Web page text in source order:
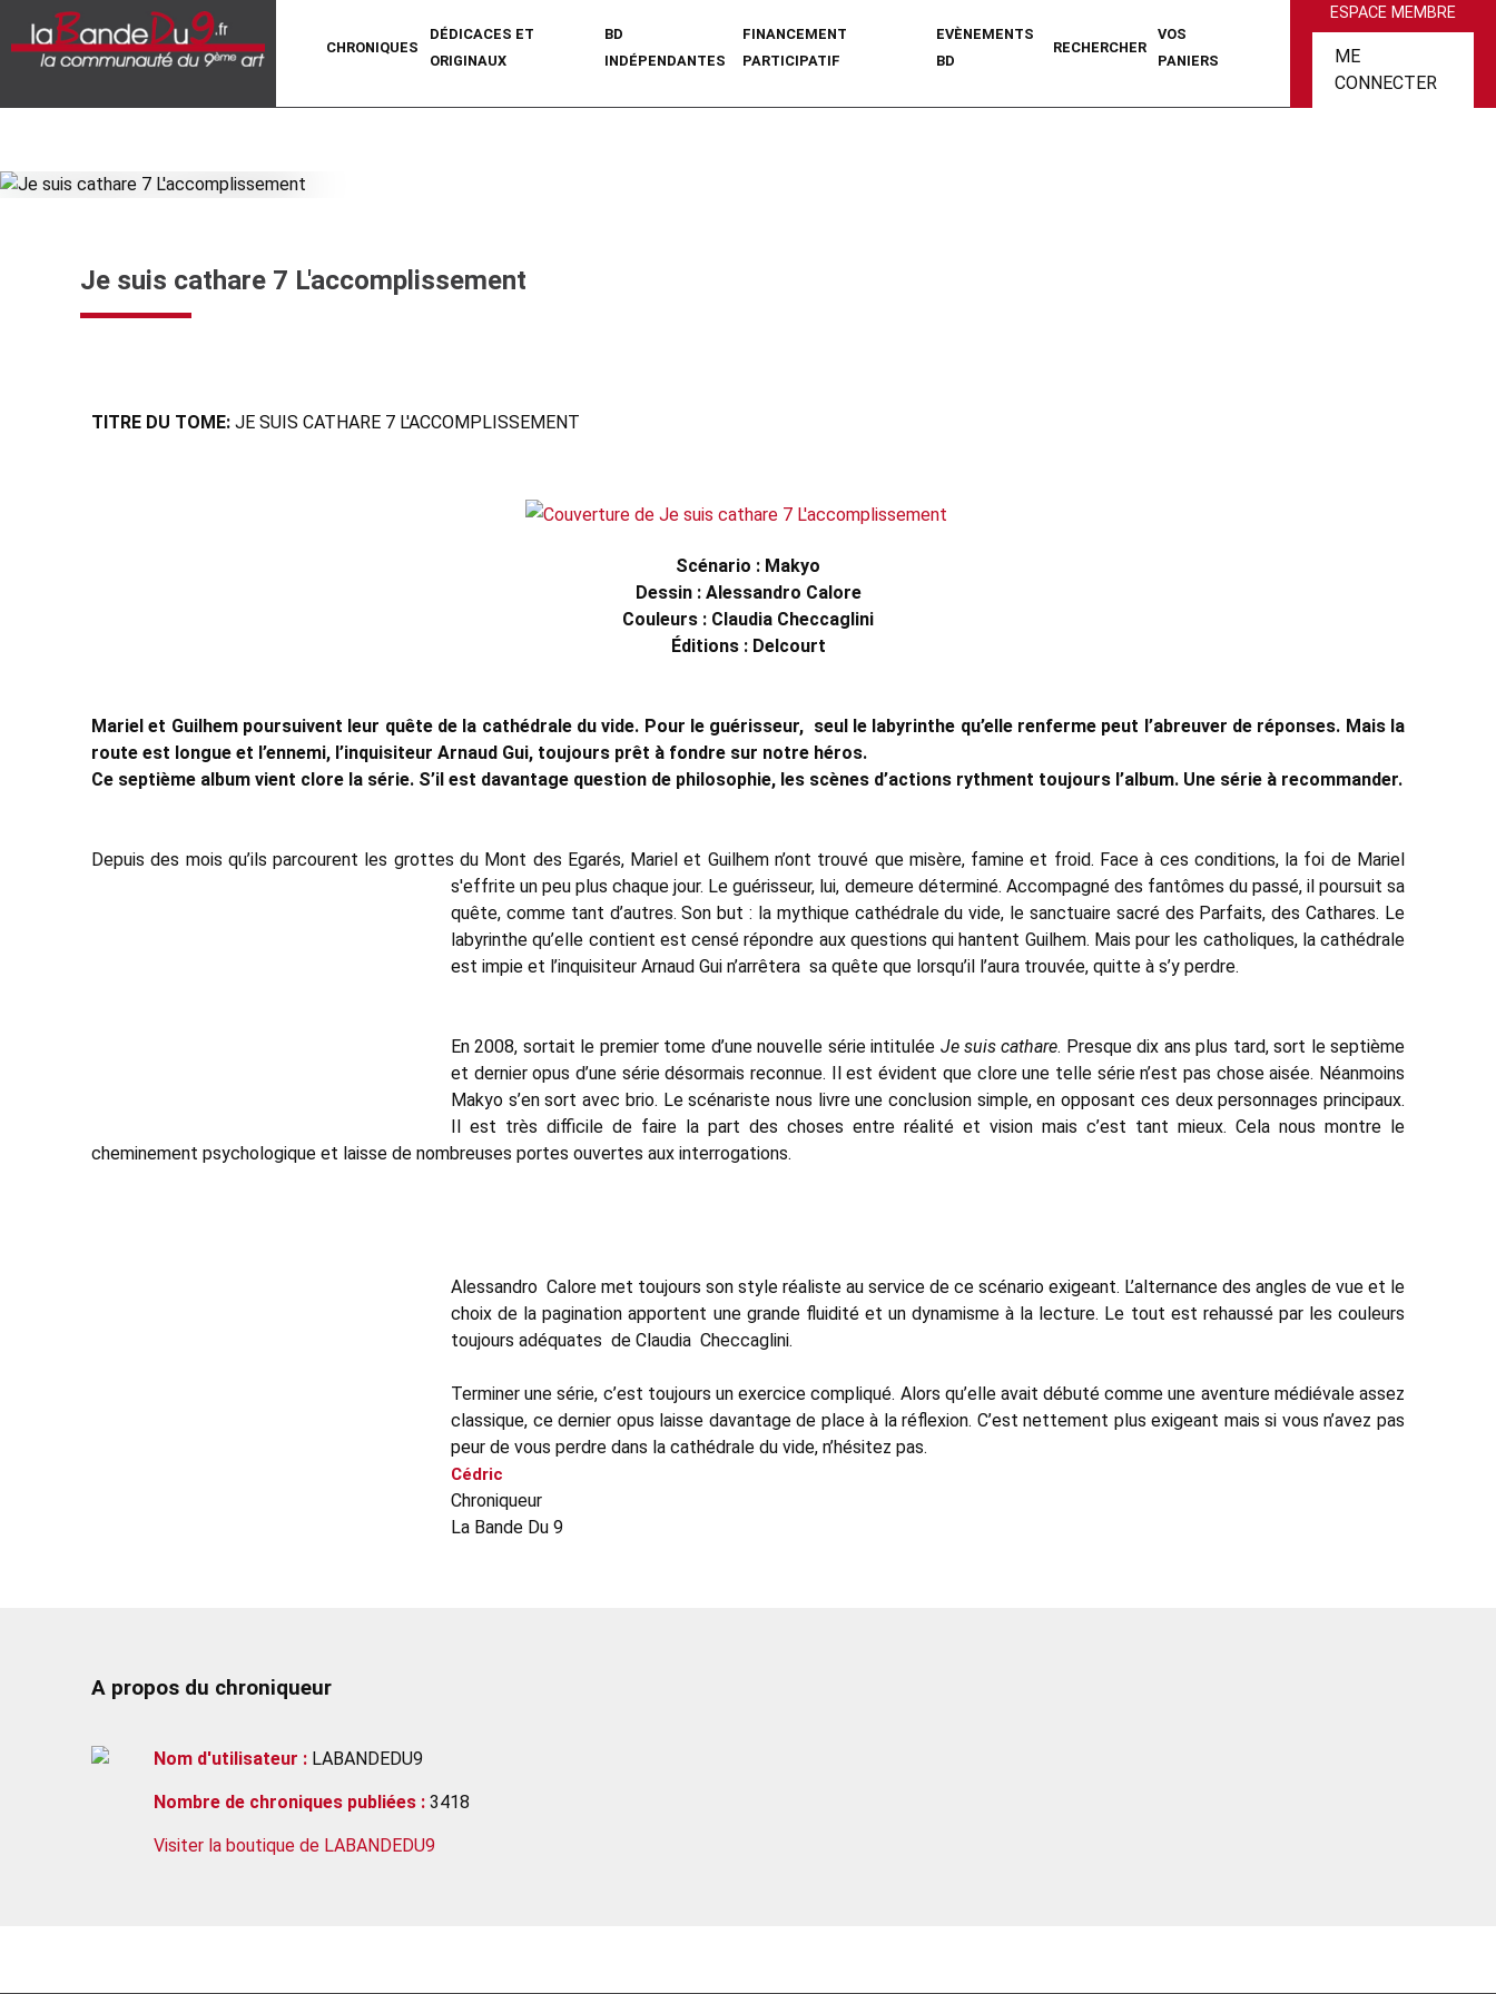
CHRONIQUES
DÉDICACES ET
ORIGINAUX
BD
INDÉPENDANTES
FINANCEMENT
PARTICIPATIF
EVÈNEMENTS
BD
RECHERCHER
VOS
PANIERS
ESPACE MEMBRE
ME
CONNECTER
Je suis cathare 7 L'accomplissement
TITRE DU TOME: JE SUIS CATHARE 7 L'ACCOMPLISSEMENT
Scénario : Makyo
Dessin : Alessandro Calore
Couleurs : Claudia Checcaglini
Éditions : Delcourt
Mariel et Guilhem poursuivent leur quête de la cathédrale du vide. Pour le guérisseur, seul le labyrinthe qu’elle renferme peut l’abreuver de réponses. Mais la
route est longue et l’ennemi, l’inquisiteur Arnaud Gui, toujours prêt à fondre sur notre héros.
Ce septième album vient clore la série. S’il est davantage question de philosophie, les scènes d’actions rythment toujours l’album. Une série à recommander.
Depuis des mois qu’ils parcourent les grottes du Mont des Egarés, Mariel et Guilhem n’ont trouvé que misère, famine et froid. Face à ces conditions, la foi de Mariel
s'effriteun peu plus chaque jour. Le guérisseur, lui, demeure déterminé. Accompagné des fantômes du passé, il poursuit sa
quête, comme tant d’autres. Son but : la mythique cathédrale du vide, le sanctuaire sacré des Parfaits, des Cathares. Le
labyrinthe qu’elle contient est censé répondre aux questions qui hantent Guilhem. Mais pour les catholiques, la cathédrale
est impie et l’inquisiteur Arnaud Gui n’arrêtera sa quête que lorsqu’il l’aura trouvée, quitte à s’y perdre.
En 2008, sortait le premier tome d’une nouvelle série intitulée Je suis cathare. Presque dix ans plus tard, sort le septième
et dernier opus d’une série désormais reconnue. Il est évident que clore une telle série n’est pas chose aisée. Néanmoins
Makyo s’en sort avec brio. Le scénariste nous livre une conclusion simple, en opposant ces deux personnages principaux.
Il est très difficile de faire la part des choses entre réalité et vision mais c’est tant mieux. Cela nous montre le
cheminement psychologique et laisse de nombreuses portes ouvertes aux interrogations.
Alessandro Calore met toujours son style réaliste au service de ce scénario exigeant. L’alternance des angles de vue et le
choix de la pagination apportent une grande fluidité et un dynamisme à la lecture. Le tout est rehaussé par les couleurs
toujours adéquates de Claudia Checcaglini.
Terminer une série, c’est toujours un exercice compliqué. Alors qu’elle avait débuté comme une aventure médiévale assez
classique, ce dernier opus laisse davantage de place à la réflexion. C’est nettement plus exigeant mais si vous n’avez pas
peur de vous perdre dans la cathédrale du vide, n’hésitez pas.
Cédric
Chroniqueur
La Bande Du 9
A propos du chroniqueur
Nom d'utilisateur : LABANDEDU9
Nombre de chroniques publiées : 3418
Visiter la boutique de LABANDEDU9